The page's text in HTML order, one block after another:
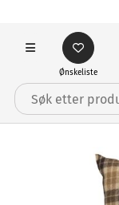
Ønskeliste